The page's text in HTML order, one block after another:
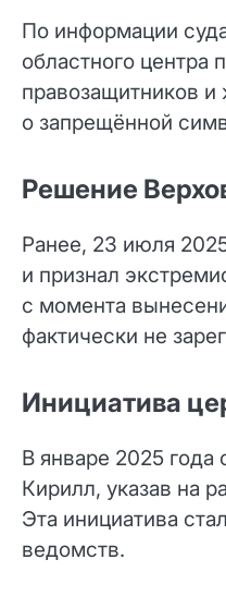
По информации
областного центра
правозащитников и
о запрещённой
Решение
Ранее, 23 июля
и признал
с момента
фактически не
Инициатива
В январе 2025 года
Кирилл, указав на
Эта инициатива
ведомств.